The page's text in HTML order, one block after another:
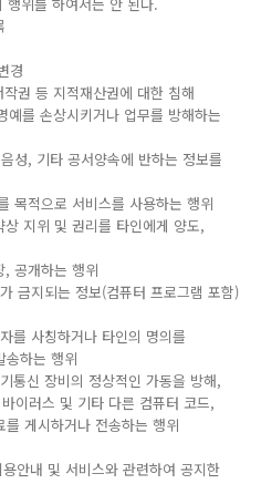
경
권 등 지적재산권에 대한 침해
를 손상시키거나 업무를 방해하는
성, 기타 공서양속에 반하는 정보를
목적으로 서비스를 사용하는 행위
지위 및 권리를 타인에게 양도,
공개하는 행위
금지되는 정보(컴퓨터 프로그램 포함)
를 사칭하거나 타인의 명의를
송하는 행위
통신 장비의 정상적인 가동을 방해,
이러스 및 기타 다른 컴퓨터 코드,
게시하거나 전송하는 행위
안내 및 서비스와 관련하여 공지한